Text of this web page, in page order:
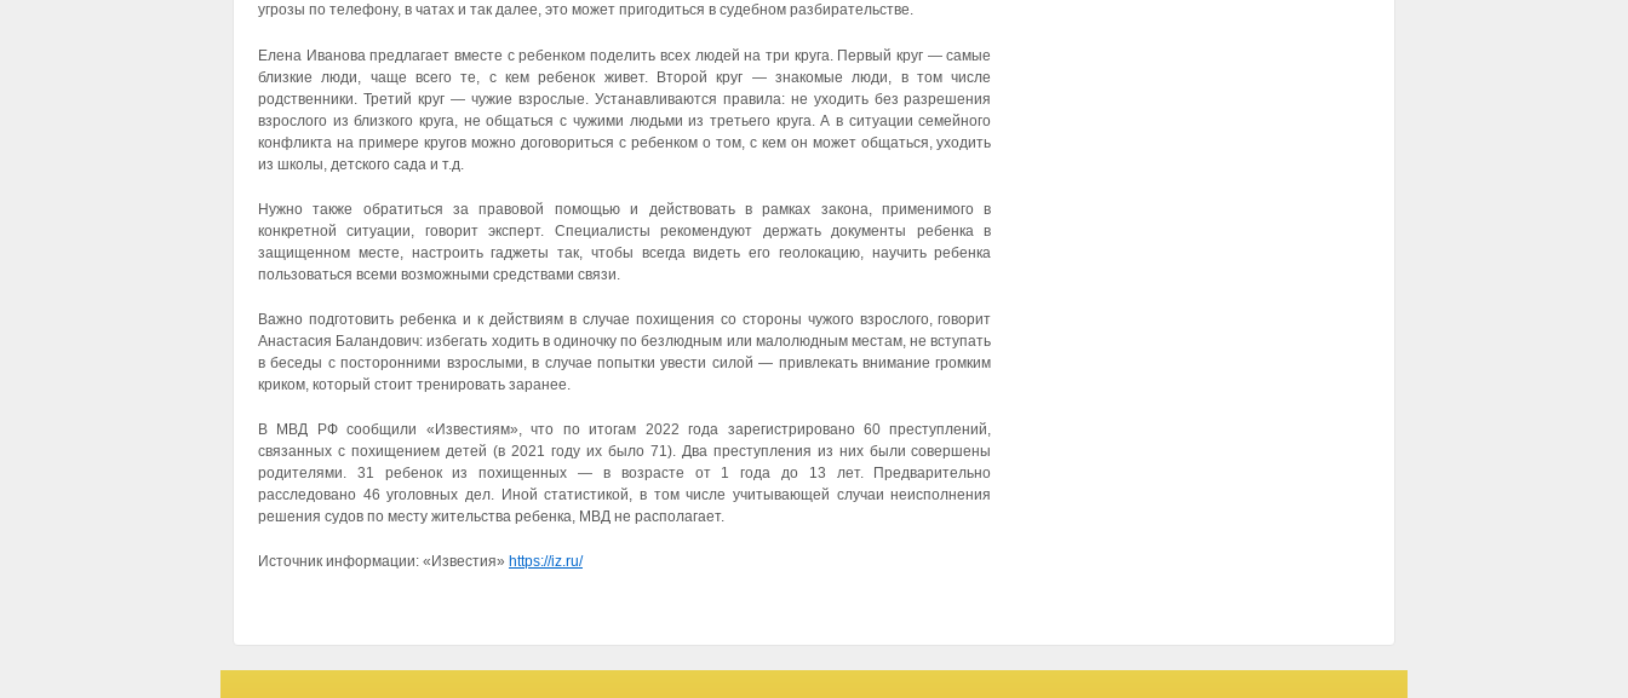
угрозы по телефону, в чатах и так далее, это может пригодиться в судебном разбирательстве.
Елена Иванова предлагает вместе с ребенком поделить всех людей на три круга. Первый круг — самые
близкие люди, чаще всего те, с кем ребенок живет. Второй круг — знакомые люди, в том числе
родственники. Третий круг — чужие взрослые. Устанавливаются правила: не уходить без разрешения
взрослого из близкого круга, не общаться с чужими людьми из третьего круга. А в ситуации семейного
конфликта на примере кругов можно договориться с ребенком о том, с кем он может общаться, уходить
из школы, детского сада и т.д.
Нужно также обратиться за правовой помощью и действовать в рамках закона, применимого в
конкретной ситуации, говорит эксперт. Специалисты рекомендуют держать документы ребенка в
защищенном месте, настроить гаджеты так, чтобы всегда видеть его геолокацию, научить ребенка
пользоваться всеми возможными средствами связи.
Важно подготовить ребенка и к действиям в случае похищения со стороны чужого взрослого, говорит
Анастасия Баландович: избегать ходить в одиночку по безлюдным или малолюдным местам, не вступать
в беседы с посторонними взрослыми, в случае попытки увести силой — привлекать внимание громким
криком, который стоит тренировать заранее.
В МВД РФ сообщили «Известиям», что по итогам 2022 года зарегистрировано 60 преступлений,
связанных с похищением детей (в 2021 году их было 71). Два преступления из них были совершены
родителями. 31 ребенок из похищенных — в возрасте от 1 года до 13 лет. Предварительно
расследовано 46 уголовных дел. Иной статистикой, в том числе учитывающей случаи неисполнения
решения судов по месту жительства ребенка, МВД не располагает.
Источник информации: «Известия» https://iz.ru/